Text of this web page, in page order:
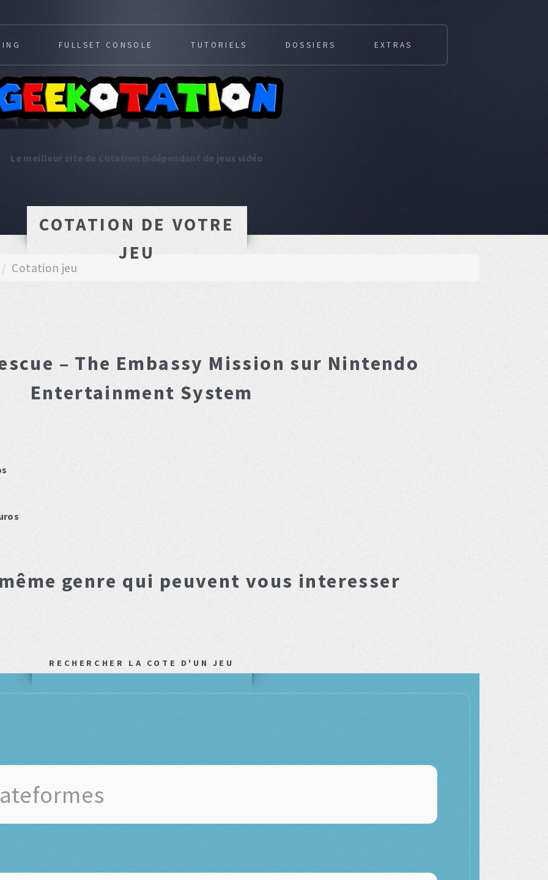
Le meilleur site de cotation indépendant de jeux vidéo
FULLSET CONSOLE TUTORIELS DOSSIERS EXTRAS
COTATION DE VOTRE
JEU
Cotation jeu
– The Embassy Mission sur Nintendo
Entertainment System
genre qui peuvent vous interesser
RECHERCHER LA COTE D'UN JEU